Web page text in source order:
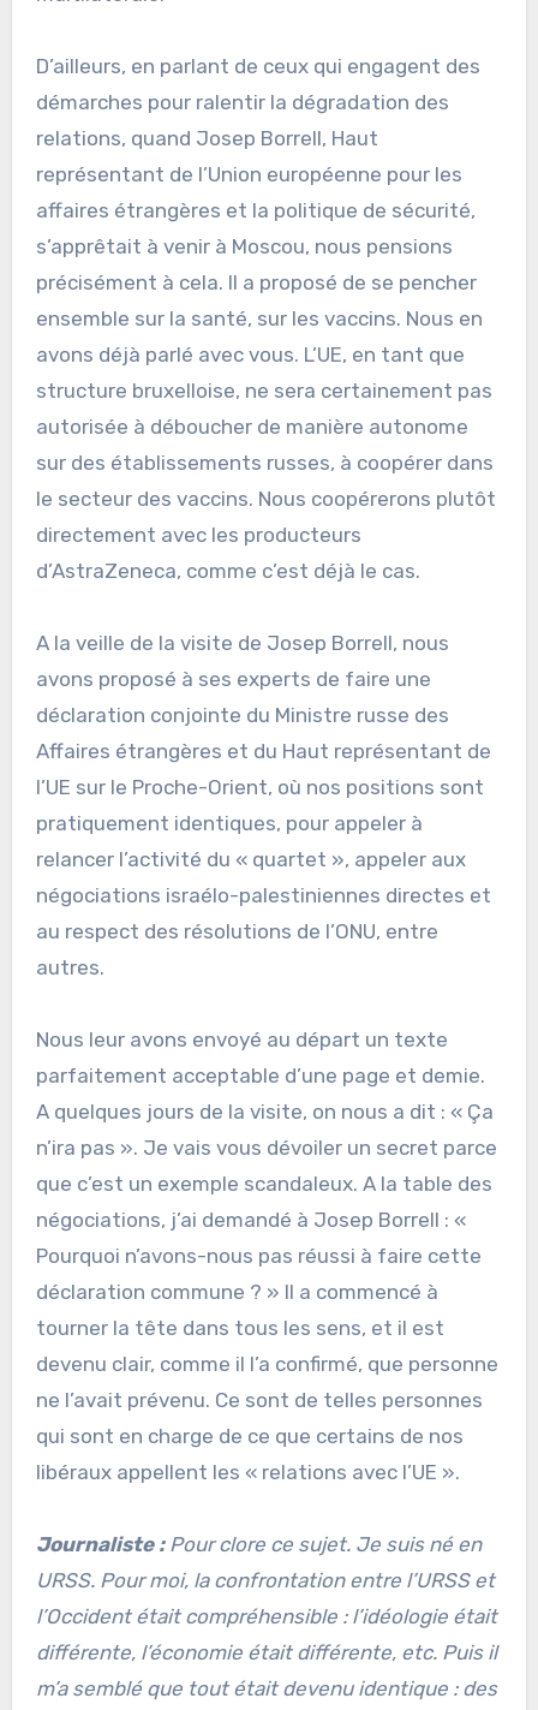
D’ailleurs, en parlant de ceux qui engagent des
démarches pour ralentir la dégradation des
relations, quand Josep Borrell, Haut
représentant de l’Union européenne pour les
affaires étrangères et la politique de sécurité,
s’apprêtait à venir à Moscou, nous pensions
précisément à cela. Il a proposé de se pencher
ensemble sur la santé, sur les vaccins. Nous en
avons déjà parlé avec vous. L’UE, en tant que
structure bruxelloise, ne sera certainement pas
autorisée à déboucher de manière autonome
sur des établissements russes, à coopérer dans
le secteur des vaccins. Nous coopérerons plutôt
directement avec les producteurs
d’AstraZeneca, comme c’est déjà le cas.
A la veille de la visite de Josep Borrell, nous
avons proposé à ses experts de faire une
déclaration conjointe du Ministre russe des
Affaires étrangères et du Haut représentant de
l’UE sur le Proche-Orient, où nos positions sont
pratiquement identiques, pour appeler à
relancer l’activité du « quartet », appeler aux
négociations israélo-palestiniennes directes et
au respect des résolutions de l’ONU, entre
autres.
Nous leur avons envoyé au départ un texte
parfaitement acceptable d’une page et demie.
A quelques jours de la visite, on nous a dit : « Ça
n’ira pas ». Je vais vous dévoiler un secret parce
que c’est un exemple scandaleux. A la table des
négociations, j’ai demandé à Josep Borrell : «
Pourquoi n’avons-nous pas réussi à faire cette
déclaration commune ? » Il a commencé à
tourner la tête dans tous les sens, et il est
devenu clair, comme il l’a confirmé, que personne
ne l’avait prévenu. Ce sont de telles personnes
qui sont en charge de ce que certains de nos
libéraux appellent les « relations avec l’UE ».
Journaliste :Pour clore ce sujet. Je suis né en
URSS. Pour moi, la confrontation entre l’URSS et
l’Occident était compréhensible : l’idéologie était
différente, l’économie était différente, etc. Puis il
m’a semblé que tout était devenu identique : des